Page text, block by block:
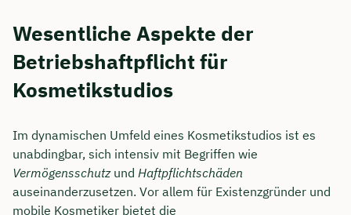
Wesentliche Aspekte der
Betriebshaftpflicht für
Kosmetikstudios
Im dynamischen Umfeld eines Kosmetikstudios ist es
unabdingbar, sich intensiv mit Begriffen wie
Vermögensschutzund Haftpflichtschäden
auseinanderzusetzen. Vor allem für Existenzgründer und
mobile Kosmetiker bietet die